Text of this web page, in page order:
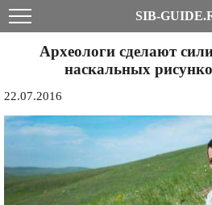
SIB-
Археологи сделают
наскальных
22.07.2016